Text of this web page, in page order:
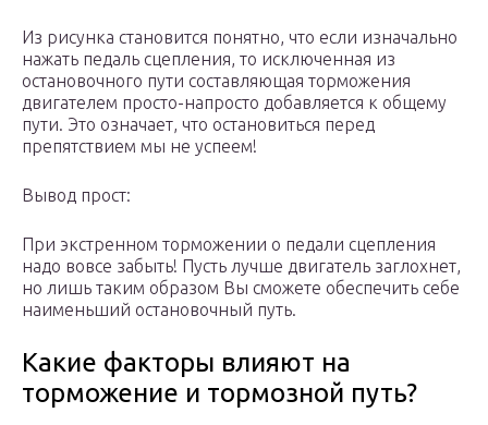
Из рисунка становится понятно, что если изначально
нажать педаль сцепления, то исключенная из
остановочного пути составляющая торможения
двигателем просто-напросто добавляется к общему
пути. Это означает, что остановиться перед
препятствием мы не успеем!
Вывод прост:
При экстренном торможении о педали сцепления
надо вовсе забыть! Пусть лучше двигатель заглохнет,
но лишь таким образом Вы сможете обеспечить себе
наименьший остановочный путь.
Какие факторы влияют на
торможение и тормозной путь?